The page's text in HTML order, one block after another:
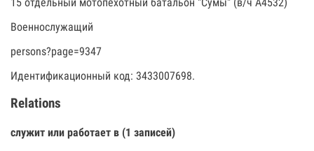
Военнослужащий
persons?page=9347
Идентификационный код: 3433007698.
Relations
служит или работает в (1 записей)